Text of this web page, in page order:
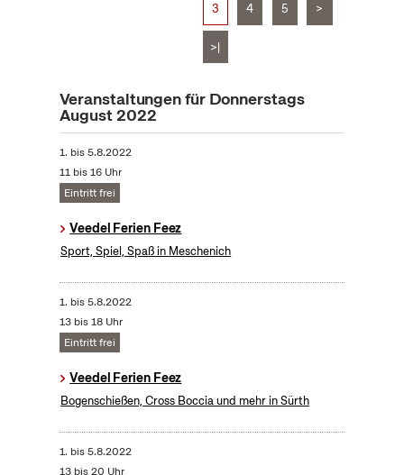
3 4 5 >
>|
Veranstaltungen für Donnerstags
August 2022
1. bis5.8.2022
11 bis 16 Uhr
Eintritt frei
Veedel Ferien Feez
Sport, Spiel, Spaß in Meschenich
1. bis5.8.2022
13 bis 18 Uhr
Eintritt frei
Veedel Ferien Feez
Bogenschießen, Cross Boccia und mehr in Sürth
1. bis5.8.2022
13 bis 20 Uhr